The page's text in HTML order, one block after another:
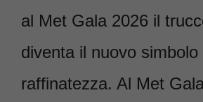
al Met Gala 2026 il
diventa il nuovo
raffinatezza. Al Met